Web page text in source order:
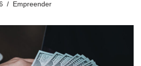
Empreender